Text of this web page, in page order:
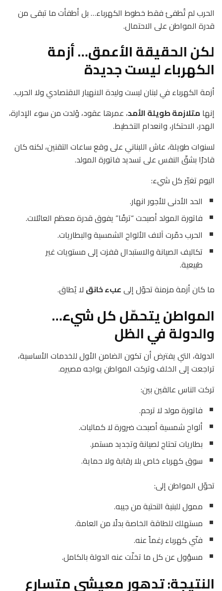
الحرب لم تُطفئ فقط خطوط الكهرباء… بل أطفأت ما تبقى من
قدرة المواطن على الاحتمال.
لكن الحقيقة الأعمق… أزمة
الكهرباء ليست جديدة
أزمة الكهرباء في لبنان ليست وليدة الانهيار الاقتصادي ولا الحرب.
إنها متلازمة طويلة الأمد، عمرها عقود، وُلدت من سوء الإدارة،
الهدر، الاحتكار، وانعدام التخطيط.
لسنوات طويلة، عاش اللبناني على وقع ساعات التقنين، لكنه كان
قادرًا بشقّ النفس على تسديد فاتورة المولد.
اليوم تغيّر كل شيء:
الحد الأدنى للأجور انهار.
فاتورة المولد أصبحت “ترفًا” يفوق قدرة معظم العائلات.
الحرب دمّرت آلاف الألواح الشمسية والبطاريات.
تكاليف الصيانة والاستبدال قفزت إلى مستويات غير
طبيعية.
ما كان أزمة مزمنة تحوّل إلىعبء خانق لا يُطاق.
المواطن يتحمّل كل شيء…
والدولة في الظل
الدولة، التي يفترض أن تكون الضامن الأول للخدمات الأساسية،
تراجعت إلى الخلف وتركت المواطن يواجه مصيره.
تركت الناس عالقين بين:
فاتورة مولد لا ترحم.
ألواح شمسية أصبحت ضرورة لا كماليات.
بطاريات تحتاج لصيانة وتجديد مستمر.
سوق كهرباء خاص بلا رقابة ولا حماية.
تحوّل المواطن إلى:
ممول للبنية التحتية من جيبه.
مستهلك للطاقة الخاصة بدلًا من العامة.
فنّي كهرباء رغماً عنه.
مسؤول عن كل ما تخلّت عنه الدولة بالكامل.
النتيجة: تدهور معيشي متسارع